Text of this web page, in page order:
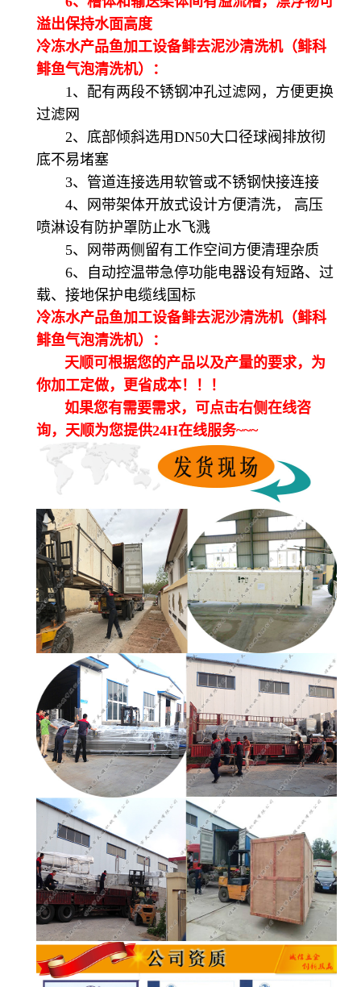
溢出保持水面高度
冷冻水产品鱼加工设备鲱去泥沙清洗机（鲱科
鲱鱼气泡清洗机）：
1、配有两段不锈钢冲孔过滤网，方便更换
过滤网
2、底部倾斜选用DN50大口径球阀排放彻
底不易堵塞
3、管道连接选用软管或不锈钢快接连接
4、网带架体开放式设计方便清洗， 高压
喷淋设有防护罩防止水飞溅
5、网带两侧留有工作空间方便清理杂质
6、自动控温带急停功能电器设有短路、过
载、接地保护电缆线国标
冷冻水产品鱼加工设备鲱去泥沙清洗机（鲱科
鲱鱼气泡清洗机）：
天顺可根据您的产品以及产量的要求，为
你加工定做，更省成本！！！
如果您有需要需求，可点击右侧在线咨
询，天顺为您提供24H在线服务~~~